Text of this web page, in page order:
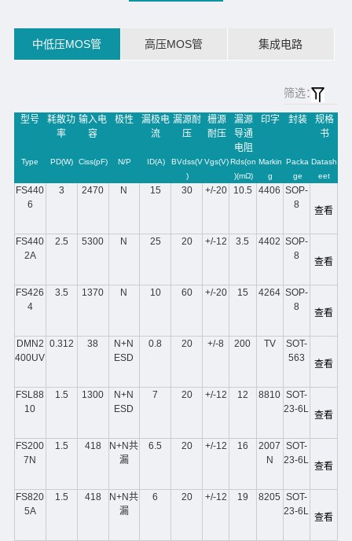
中低压MOS管 高压MOS管 集成电路
筛选：
型号
耗散功
率
输入电
容
极性
漏极电
流
漏源耐
压
栅源
耐压
漏源
导通
电阻
印字 封装
规格
书
Type PD(W) Ciss(pF) N/P ID(A)
BVdss(V
)
Vgs(V) Rds(on
)(mΩ)
Markin
g
Packa
ge
Datash
eet
FS440
6
3 2470 N 15 30 +/-20 10.5 4406 SOP-
8
查看
FS440
2A
2.5 5300 N 25 20 +/-12 3.5 4402 SOP-
8
查看
FS426
4
3.5 1370 N 10 60 +/-20 15 4264 SOP-
8
查看
DMN2
400UV
0.312 38
N+N
ESD
0.8 20 +/-8 200 TV
SOT-
563
查看
FSL88
10
1.5 1300
N+N
ESD
7 20 +/-12 12 8810 SOT-
23-6L
查看
FS200
7N
1.5 418
N+N共
漏
6.5 20 +/-12 16
2007
N
SOT-
23-6L
查看
FS820
5A
1.5 418
N+N共
漏
6 20 +/-12 19 8205 SOT-
23-6L
查看